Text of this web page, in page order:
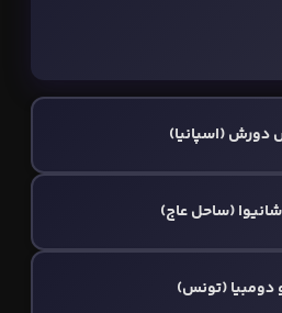
دورش (اسپانیا)
(ساحل عاج)
دومبیا (تونس)